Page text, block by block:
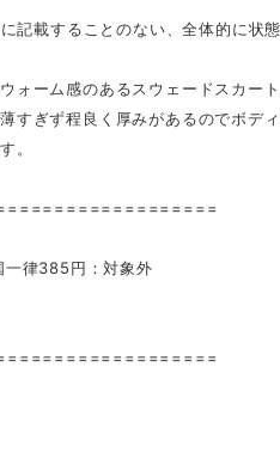
記載することのない、全体的に状
ォーム感のあるスウェードスカート
すぎず程良く厚みがあるのでボデ
。
一律385円：対象外